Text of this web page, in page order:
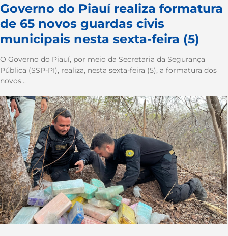
Governo do Piauí realiza formatura
de 65 novos guardas civis
municipais nesta sexta-feira (5)
O Governo do Piauí, por meio da Secretaria da Segurança
Pública (SSP-PI), realiza, nesta sexta-feira (5), a formatura dos
novos...